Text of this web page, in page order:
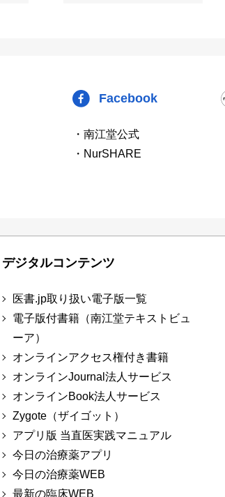
Facebook
・南江堂公式
・NurSHARE
デジタルコンテンツ
医書.jp取り扱い電子版一覧
電子版付書籍（南江堂テキストビュ
ーア）
オンラインアクセス権付き書籍
オンラインJournal法人サービス
オンラインBook法人サービス
Zygote（ザイゴット）
アプリ版 当直医実践マニュアル
今日の治療薬アプリ
今日の治療薬WEB
最新の臨床WEB